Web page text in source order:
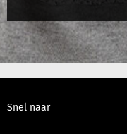
Snel naar